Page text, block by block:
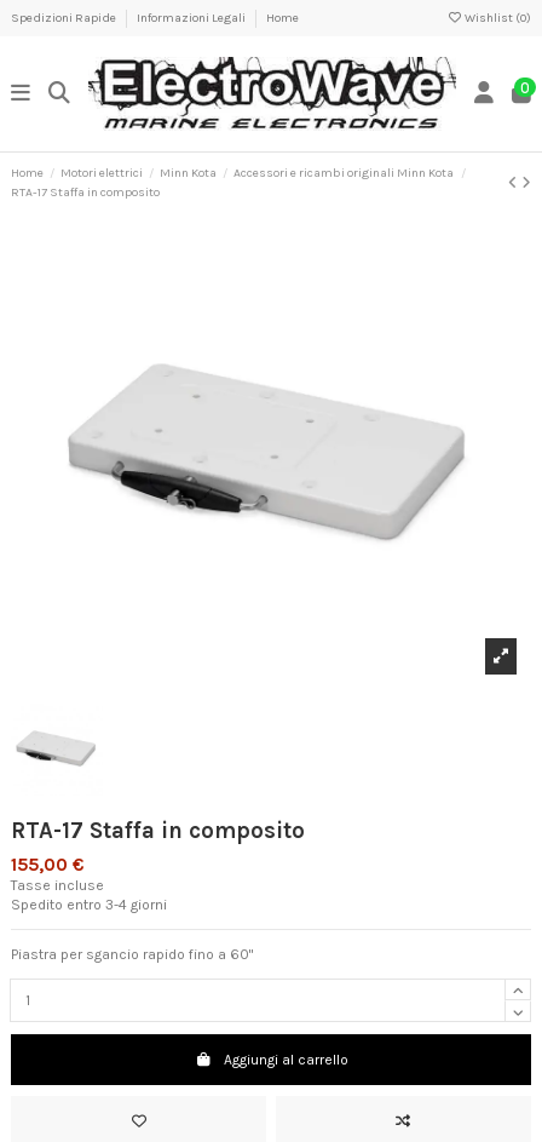
Spedizioni Rapide Informazioni Legali Home Wishlist (0)
0
Home Motori elettrici Minn Kota
Accessori e ricambi originali Minn Kota
RTA-17 Staffa in composito
RTA-17 Staffa in composito
155,00 €
Tasse incluse
Spedito entro 3-4 giorni
Piastra per sgancio rapido fino a 60"
Aggiungi al carrello